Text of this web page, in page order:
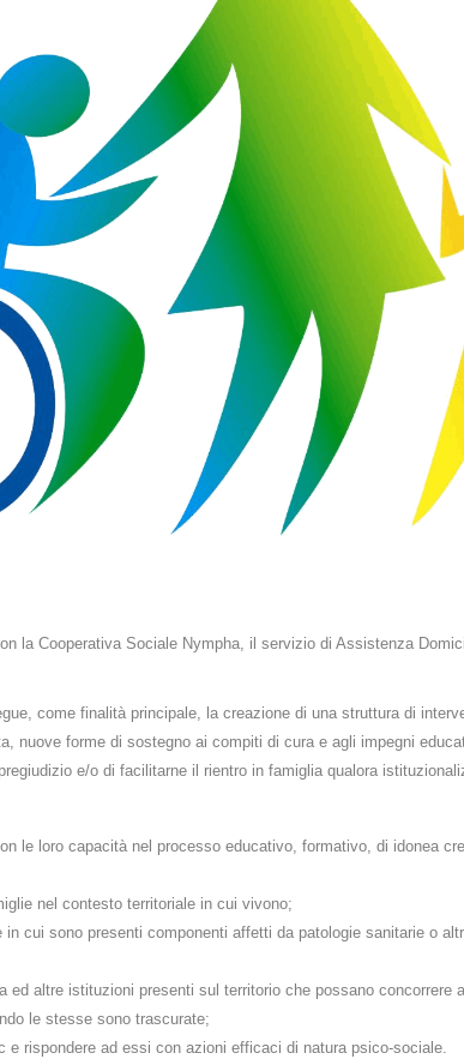
la Cooperativa Sociale Nympha, il servizio di Assistenza
come finalità principale, la creazione di una struttura di
nuove forme di sostegno ai compiti di cura e agli impegni
e/o di facilitarne il rientro in famiglia qualora
le loro capacità nel processo educativo, formativo, di idonea
nel contesto territoriale in cui vivono;
cui sono presenti componenti affetti da patologie sanitarie o
altre istituzioni presenti sul territorio che possano concorrere
le stesse sono trascurate;
rispondere ad essi con azioni efficaci di natura psico-sociale.